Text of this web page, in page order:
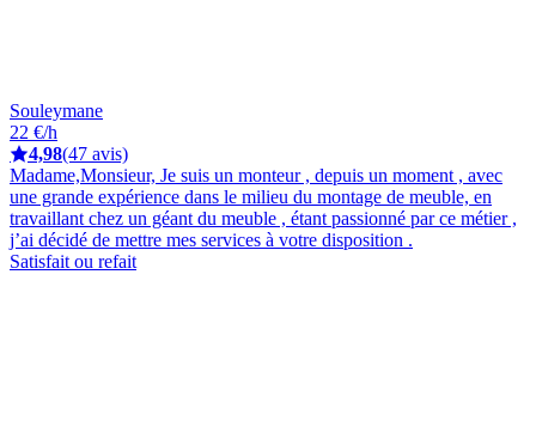
Souleymane
22 €/h
4,98(47 avis)
Madame,Monsieur, Je suis un monteur , depuis un moment , avec
une grande expérience dans le milieu du montage de meuble, en
travaillant chez un géant du meuble , étant passionné par ce métier ,
j’ai décidé de mettre mes services à votre disposition .
Satisfait ou refait